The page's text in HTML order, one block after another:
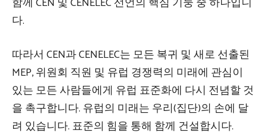
다.
따라서 CEN과 CENELEC는 모든 복귀 및 새로 선출된
MEP, 위원회 직원 및 유럽 경쟁력의 미래에 관심이
있는 모든 사람들에게 유럽 표준화에 다시 전념할 것
을 촉구합니다. 유럽의 미래는 우리(집단)의 손에 달
려 있습니다. 표준의 힘을 통해 함께 건설합시다.